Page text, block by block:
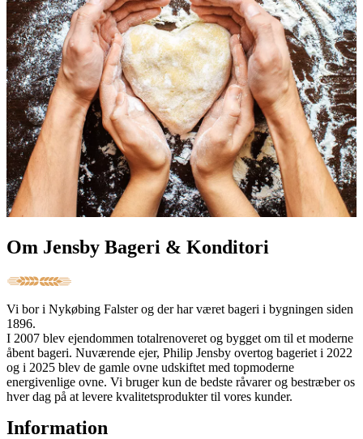
Om Jensby Bageri & Konditori
Vi bor i Nykøbing Falster og der har været bageri i bygningen siden
1896.
I 2007 blev ejendommen totalrenoveret og bygget om til et moderne
åbent bageri. Nuværende ejer, Philip Jensby overtog bageriet i 2022
og i 2025 blev de gamle ovne udskiftet med topmoderne
energivenlige ovne. Vi bruger kun de bedste råvarer og bestræber os
hver dag på at levere kvalitetsprodukter til vores kunder.
Information